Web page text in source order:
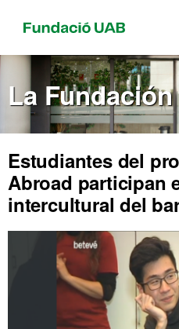
La
Estudiantes del
Abroad participan
intercultural del